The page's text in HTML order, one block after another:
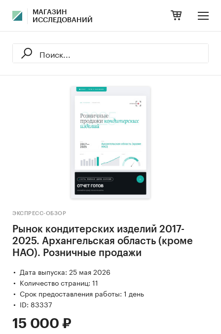
МАГАЗИН
ИССЛЕДОВАНИЙ
ЭКСПРЕСС-ОБЗОР
Рынок кондитерских изделий 2017-
2025. Архангельская область (кроме
НАО). Розничные продажи
Дата выпуска: 25 мая 2026
Количество страниц: 11
Срок предоставления работы: 1 день
ID: 83337
15 000 ₽